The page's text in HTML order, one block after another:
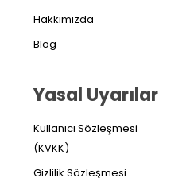
Hakkımızda
Blog
Yasal Uyarılar
Kullanıcı Sözleşmesi
(KVKK)
Gizlilik Sözleşmesi